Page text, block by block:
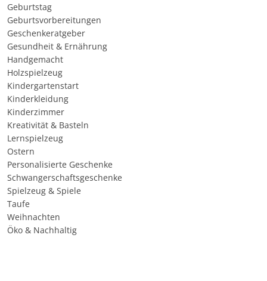
Geburtstag
Geburtsvorbereitungen
Geschenkeratgeber
Gesundheit & Ernährung
Handgemacht
Holzspielzeug
Kindergartenstart
Kinderkleidung
Kinderzimmer
Kreativität & Basteln
Lernspielzeug
Ostern
Personalisierte Geschenke
Schwangerschaftsgeschenke
Spielzeug & Spiele
Taufe
Weihnachten
Öko & Nachhaltig